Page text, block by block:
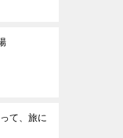
て、旅に